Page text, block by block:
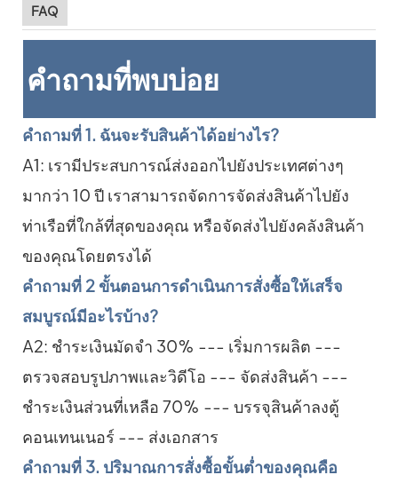
FAQ
คำถามที่พบบ่อย
คำถามที่ 1. ฉันจะรับสินค้าได้อย่างไร?
A1: เรามีประสบการณ์ส่งออกไปยังประเทศต่างๆ
มากว่า 10 ปี เราสามารถจัดการจัดส่งสินค้าไปยัง
ท่าเรือที่ใกล้ที่สุดของคุณ หรือจัดส่งไปยังคลังสินค้า
ของคุณโดยตรงได้
คำถามที่ 2 ขั้นตอนการดำเนินการสั่งซื้อให้เสร็จ
สมบูรณ์มีอะไรบ้าง?
A2: ชำระเงินมัดจำ 30% --- เริ่มการผลิต ---
ตรวจสอบรูปภาพและวิดีโอ --- จัดส่งสินค้า ---
ชำระเงินส่วนที่เหลือ 70% --- บรรจุสินค้าลงตู้
คอนเทนเนอร์ --- ส่งเอกสาร
คำถามที่ 3. ปริมาณการสั่งซื้อขั้นต่ำของคุณคือ